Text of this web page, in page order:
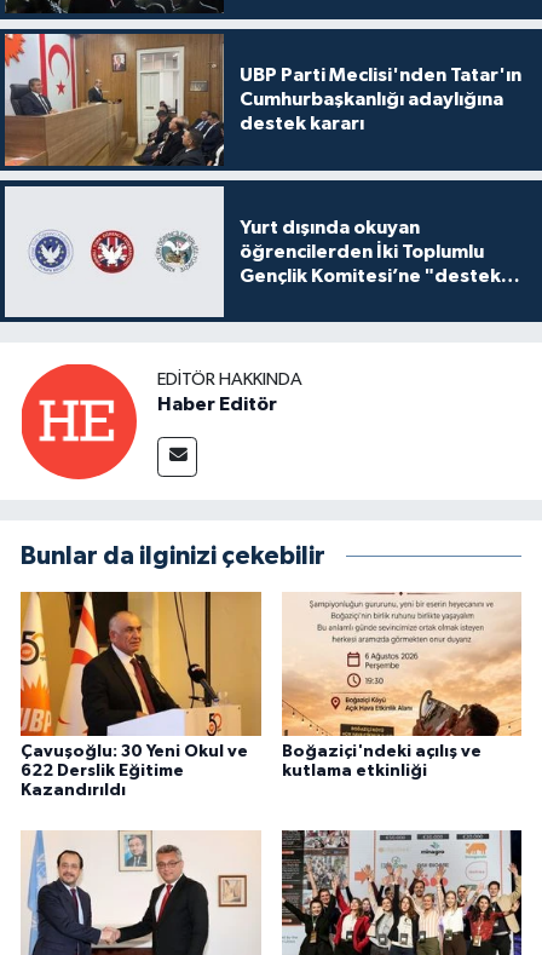
UBP Parti Meclisi'nden Tatar'ın
Cumhurbaşkanlığı adaylığına
destek kararı
Yurt dışında okuyan
öğrencilerden İki Toplumlu
Gençlik Komitesi’ne "destek
EDITÖR HAKKINDA
Haber Editör
Bunlar da ilginizi çekebilir
Çavuşoğlu: 30 Yeni Okul ve
622 Derslik Eğitime
Kazandırıldı
Boğaziçi'ndeki açılış ve
kutlama etkinliği